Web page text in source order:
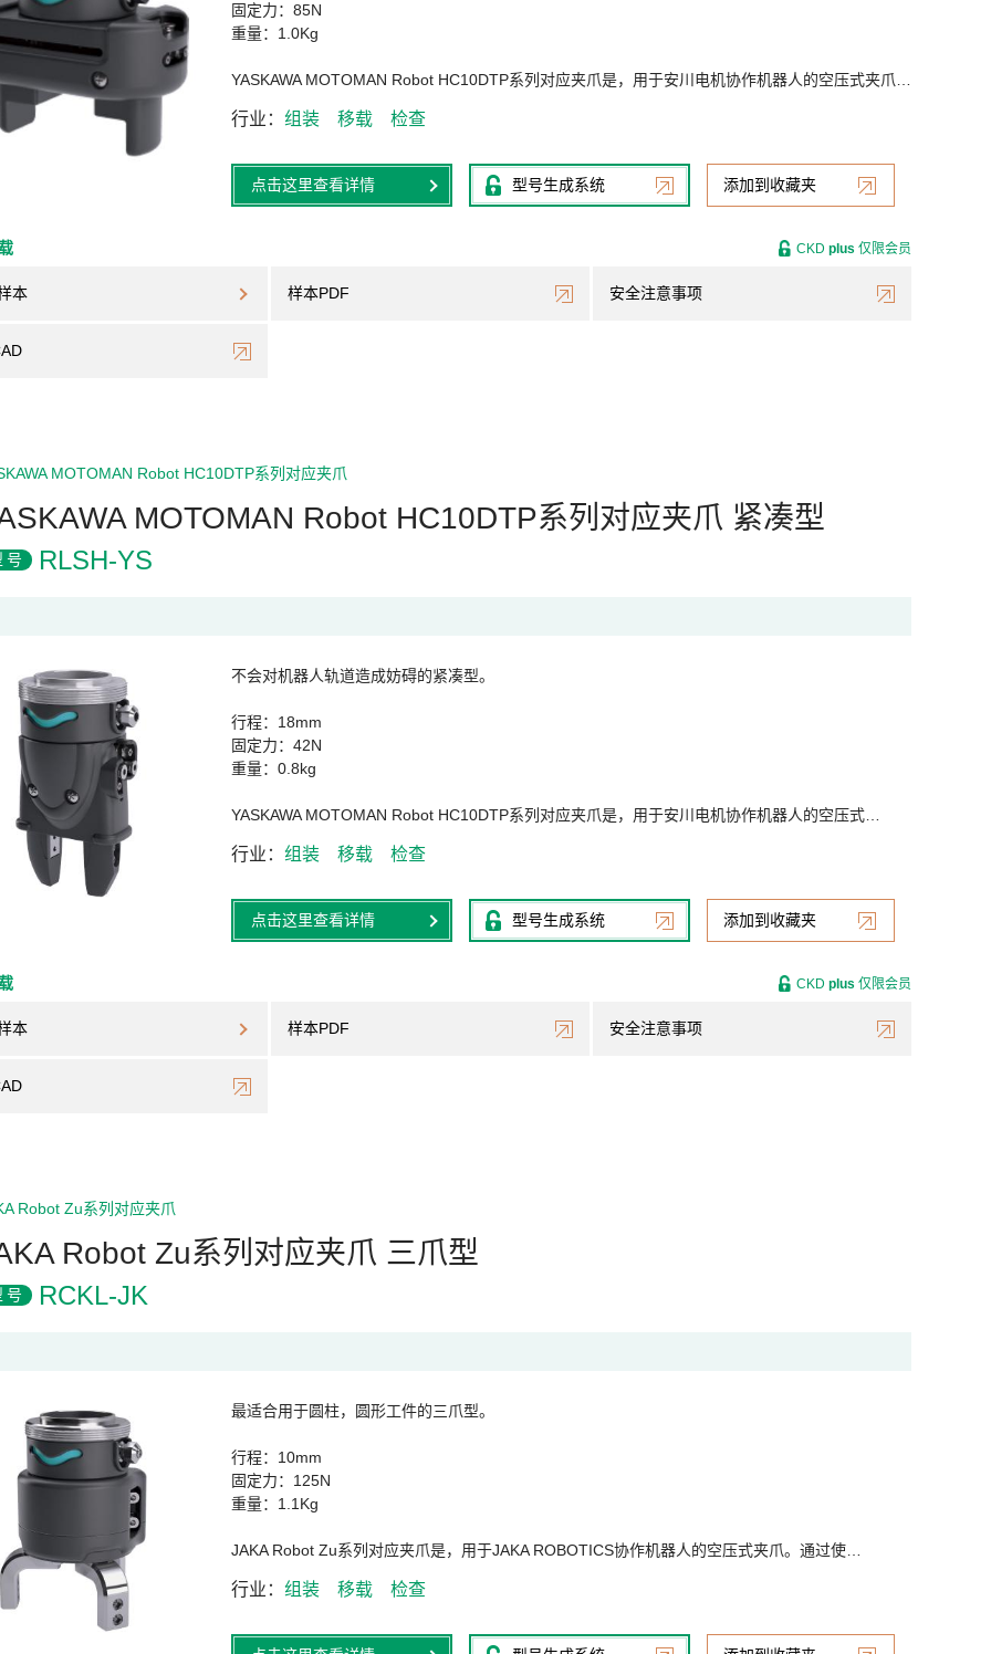
固定力：85N
重量：1.0Kg
YASKAWA MOTOMAN Robot HC10DTP系列对应夹爪是，用于安川电机协作机器人的空压式夹爪…
行业 组装 移载 检查
点击这里查看详情 型号生成系统 添加到收藏夹
本 样本PDF 安全注意事项
CKD plus 仅限会员
MOTOMAN Robot HC10DTP系列对应夹爪
MOTOMAN Robot HC10DTP系列对应夹爪 紧凑型
号 RLSH-YS
不会对机器人轨道造成妨碍的紧凑型。
行程：18mm
固定力：42N
重量：0.8kg
YASKAWA MOTOMAN Robot HC10DTP系列对应夹爪是，用于安川电机协作机器人的空压式…
行业 组装 移载 检查
点击这里查看详情 型号生成系统 添加到收藏夹
本 样本PDF 安全注意事项
CKD plus 仅限会员
Robot Zu系列对应夹爪
Robot Zu系列对应夹爪 三爪型
号 RCKL-JK
最适合用于圆柱，圆形工件的三爪型。
行程：10mm
固定力：125N
重量：1.1Kg
JAKA Robot Zu系列对应夹爪是，用于JAKA ROBOTICS协作机器人的空压式夹爪。通过使…
行业 组装 移载 检查